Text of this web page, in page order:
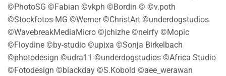
©PhotoSG ©Fabian ©vkph ©Bordin © ©v.poth
©Stockfotos-MG ©Werner ©ChristArt ©underdogstudios
©WavebreakMediaMicro ©jchizhe ©neirfy ©Mopic
©Floydine ©by-studio ©upixa ©Sonja Birkelbach
©photodesign ©udra11 ©underdogstudios ©Africa Studio
©Fotodesign ©blackday ©S.Kobold ©aee_werawan